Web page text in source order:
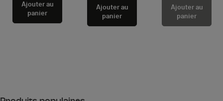
Ajouter au
panier
Ajouter au
panier
Ajouter au
panier